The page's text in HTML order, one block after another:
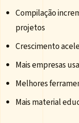
Compilação
projetos
Crescimento
Mais empresas
Melhores
Mais material